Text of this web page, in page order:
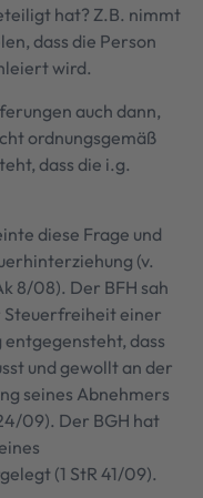
hat? Z.B. nimmt
dass die Person
wird.
auch dann,
ordnungsgemäß
dass die i.g.
diese Frage und
(v.
8/08). Der BFH sah
Steuerfreiheit einer
dass
und gewollt an der
seines Abnehmers
09). Der BGH hat
(1 StR 41/09).